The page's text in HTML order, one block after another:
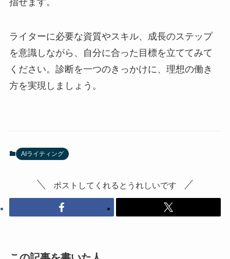
ライターに必要な資質やスキル、成長のステップ
を意識しながら、自分に合った目標を立ててみて
ください。診断を一つのきっかけに、理想の働き
方を実現しましょう。
AIライティング
ポストしてくれるとうれしいです